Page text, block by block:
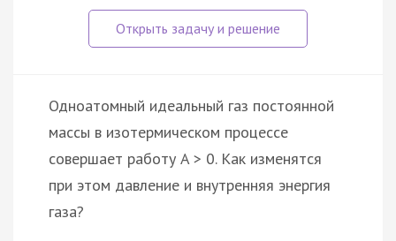
Одноатомный идеальный газ постоянной
массы в изотермическом процессе
совершает работу A > 0. Как изменятся
при этом давление и внутренняя энергия
газа?